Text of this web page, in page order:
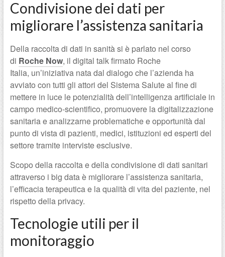
Condivisione dei dati per
migliorare l’assistenza sanitaria
Della raccolta di dati in sanità si è parlato nel corso
di Roche Now, il digital talk firmato Roche
Italia, un’iniziativa nata dal dialogo che l’azienda ha
avviato con tutti gli attori del Sistema Salute al fine di
mettere in luce le potenzialità dell’intelligenza artificiale in
campo medico-scientifico, promuovere la digitalizzazione
sanitaria e analizzarne problematiche e opportunità dal
punto di vista di pazienti, medici, istituzioni ed esperti del
settore tramite interviste esclusive.
Scopo della raccolta e della condivisione di dati sanitari
attraverso i big data è migliorare l’assistenza sanitaria,
l’efficacia terapeutica e la qualità di vita del paziente, nel
rispetto della privacy.
Tecnologie utili per il
monitoraggio